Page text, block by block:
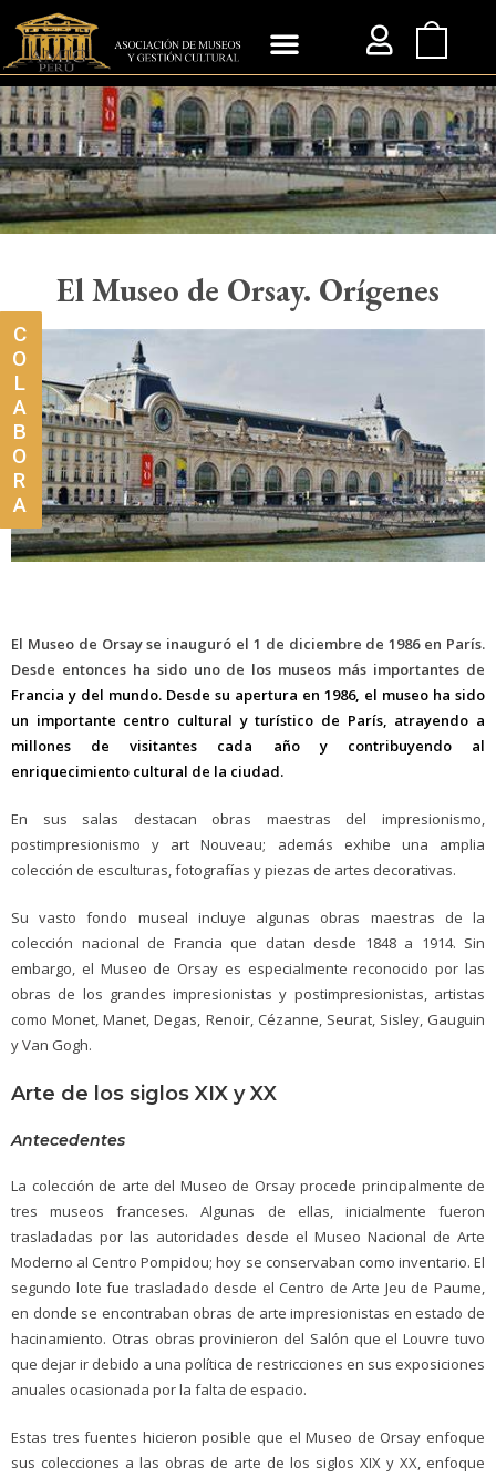
El Museo de Orsay. Orígenes
El Museo de Orsay se inauguró el 1 de diciembre de 1986 en París.
Desde entonces ha sido uno de los museos más importantes de
Francia y del mundo. Desde su apertura en 1986, el museo ha sido
un importante centro cultural y turístico de París, atrayendo a
millones de visitantes cada año y contribuyendo al
enriquecimiento cultural de la ciudad.
En sus salas destacan obras maestras del impresionismo,
postimpresionismo y art Nouveau; además exhibe una amplia
colección de esculturas, fotografías y piezas de artes decorativas.
Su vasto fondo museal incluye algunas obras maestras de la
colección nacional de Francia que datan desde 1848 a 1914. Sin
embargo, el Museo de Orsay es especialmente reconocido por las
obras de los grandes impresionistas y postimpresionistas, artistas
como Monet, Manet, Degas, Renoir, Cézanne, Seurat, Sisley, Gauguin
y Van Gogh.
Arte de los siglos XIX y XX
Antecedentes
La colección de arte del Museo de Orsay procede principalmente de
tres museos franceses. Algunas de ellas, inicialmente fueron
trasladadas por las autoridades desde el Museo Nacional de Arte
Moderno al Centro Pompidou; hoy se conservaban como inventario. El
segundo lote fue trasladado desde el Centro de Arte Jeu de Paume,
en donde se encontraban obras de arte impresionistas en estado de
hacinamiento. Otras obras provinieron del Salón que el Louvre tuvo
que dejar ir debido a una política de restricciones en sus exposiciones
anuales ocasionada por la falta de espacio.
Estas tres fuentes hicieron posible que el Museo de Orsay enfoque
sus colecciones a las obras de arte de los siglos XIX y XX, enfoque
C
O
L
A
B
O
R
A